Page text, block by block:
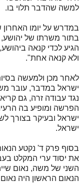
למשה שהדבר תלוי בו.
במדרש על יומו
בתור משרתו של יהושע,
הגיע לכדי קנאה
ולא קנאה אחת".
לאחר מכן ולמעשה
ישראל במדבר, עובר משה
נגד עבודה זרה, גם
הפרשה ומופיע בה
ישראל ובעיקר בצורך
ישראל.
בסוף פרק ד' נקטע
את יסוד ערי המקלט
השני של משה, נאום
הנאום הראשון היה